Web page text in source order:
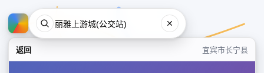
返回 宜宾市长宁县